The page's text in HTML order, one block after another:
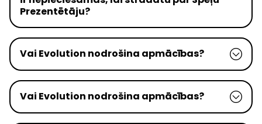
Prezentētāju?
Vai Evolution nodrošina apmācības?
Vai Evolution nodrošina apmācības?